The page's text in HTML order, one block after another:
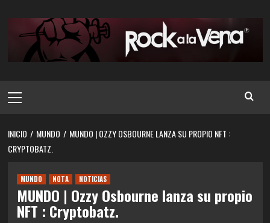
contenido
principal
INICIO MUNDO
MUNDO | OZZY OSBOURNE LANZA SU PROPIO NFT :
CRYPTOBATZ.
MUNDO NOTA NOTICIAS
MUNDO | Ozzy Osbourne lanza su propio
NFT : Cryptobatz.